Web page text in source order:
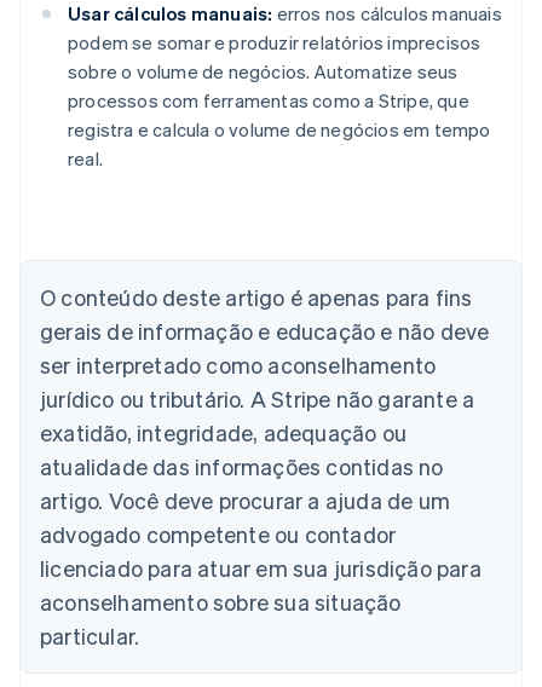
Usar cálculos manuais: erros nos cálculos manuais
podem se somar e produzir relatórios imprecisos
sobre o volume de negócios. Automatize seus
processos com ferramentas como a Stripe, que
registra e calcula o volume de negócios em tempo
real.
O conteúdo deste artigo é apenas para fins
gerais de informação e educação e não deve
ser interpretado como aconselhamento
jurídico ou tributário. A Stripe não garante a
exatidão, integridade, adequação ou
atualidade das informações contidas no
artigo. Você deve procurar a ajuda de um
advogado competente ou contador
licenciado para atuar em sua jurisdição para
aconselhamento sobre sua situação
particular.
Austrália
English
Áustria
DeutschEnglish
Bélgica
Brasil
PortuguêsEnglish
Bulgária
Canadá
EnglishFrançais
China continental
简体中文English
Chipre
English
Croácia
EnglishItaliano